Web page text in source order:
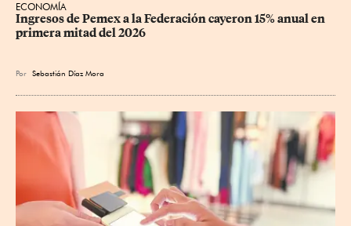
ECONOMÍA
Ingresos de Pemex a la Federación cayeron 15% anual en
primera mitad del 2026
Por Sebastián Díaz Mora